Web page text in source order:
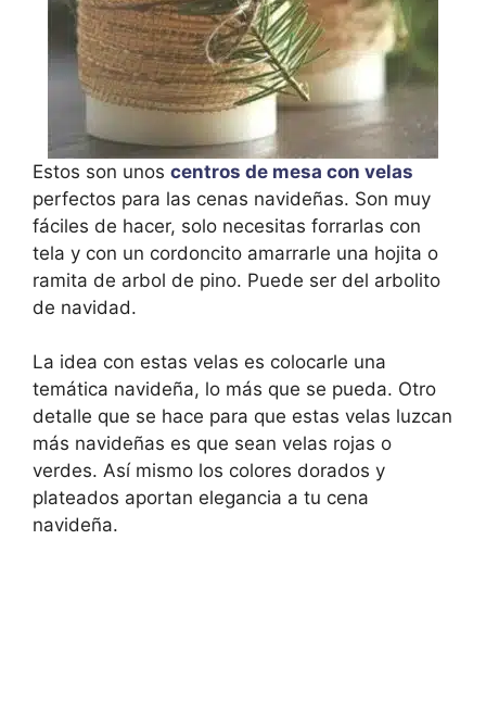
Estos son unos centros de mesa con velas
perfectos para las cenas navideñas. Son muy
fáciles de hacer, solo necesitas forrarlas con
tela y con un cordoncito amarrarle una hojita o
ramita de arbol de pino. Puede ser del arbolito
de navidad.
La idea con estas velas es colocarle una
temática navideña, lo más que se pueda. Otro
detalle que se hace para que estas velas luzcan
más navideñas es que sean velas rojas o
verdes. Así mismo los colores dorados y
plateados aportan elegancia a tu cena
navideña.